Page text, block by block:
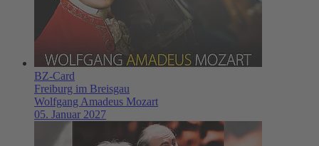
BZ-Card
Freiburg im Breisgau
Wolfgang Amadeus Mozart
05. Januar 2027